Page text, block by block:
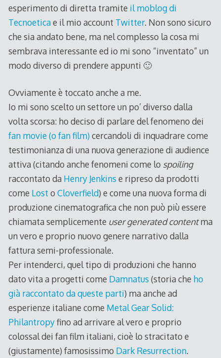
esperimento di diretta tramite il moblog di
Tecnoeticae il mio account Twitter. Non sono sicuro
che sia andato bene, ma nel complesso la cosa mi
sembrava interessante ed io mi sono “inventato” un
modo diverso di prendere appunti 🙂
Ovviamente è toccato anche a me.
Io mi sono scelto un settore un po’ diverso dalla
volta scorsa: ho deciso di parlare del fenomeno dei
fan movie (o fan film)cercandoli di inquadrare come
testimonianza di una nuova generazione di audience
attiva (citando anche fenomeni come lo spoiling
raccontato da Henry Jenkins e ripreso da prodotti
come Lost o Cloverfield) e come una nuova forma di
produzione cinematografica che non può più essere
chiamata semplicemente user generated contentma
un vero e proprio nuovo genere narrativo dalla
fattura semi-professionale.
Per intenderci, quel tipo di produzioni che hanno
dato vita a progetti come Damnatus (storia che ho
già raccontato da queste parti) ma anche ad
esperienze italiane come Metal Gear Solid:
Philantropyfino ad arrivare al vero e proprio
colossal dei fan film italiani, cioè lo stracitato e
(giustamente) famosissimo Dark Resurrection.